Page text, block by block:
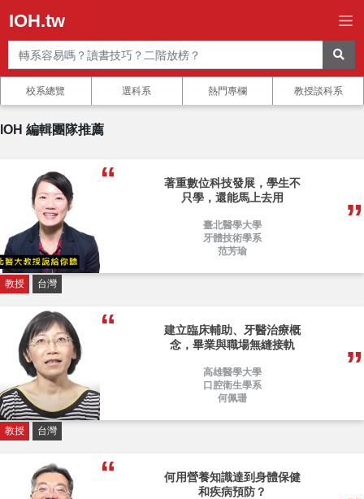
IOH.tw
校系總覽 選科系 熱門專欄 教授談科系
IOH 編輯團隊推薦
著重數位科技發展，學生不
只學，還能馬上去用
臺北醫學大學
牙體技術學系
范芳瑜
教授 台灣
建立臨床輔助、牙醫治療概
念，畢業與職場無縫接軌
高雄醫學大學
口腔衛生學系
何佩珊
教授 台灣
何用營養知識達到身體保健
和疾病預防？